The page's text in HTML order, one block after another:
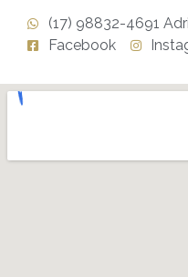
(17) 98832-4691
Facebook